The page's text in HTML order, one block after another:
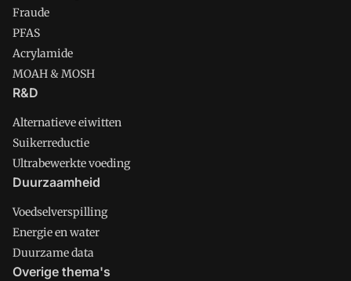
Fraude
PFAS
Acrylamide
MOAH & MOSH
R&D
Alternatieve eiwitten
Suikerreductie
Ultrabewerkte voeding
Duurzaamheid
Voedselverspilling
Energie en water
Duurzame data
Overige thema's